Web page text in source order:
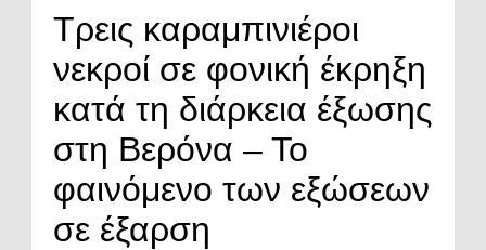
αλλάζει
Τρεις καραμπινιέροι
νεκροί σε φονική έκρηξη
κατά τη διάρκεια έξωσης
στη Βερόνα – Το
φαινόμενο των εξώσεων
σε έξαρση